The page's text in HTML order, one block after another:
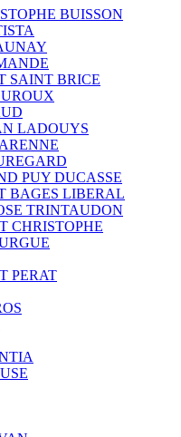
BUISSON
SAINT BRICE
LADOUYS
PUY DUCASSE
BAGES LIBERAL
TRINTAUDON
CHRISTOPHE
PERAT